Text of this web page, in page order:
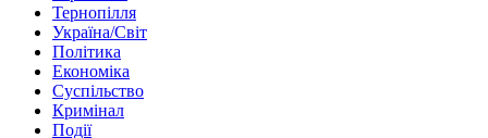
Тернопілля
Україна/Світ
Політика
Економіка
Суспільство
Кримінал
Події